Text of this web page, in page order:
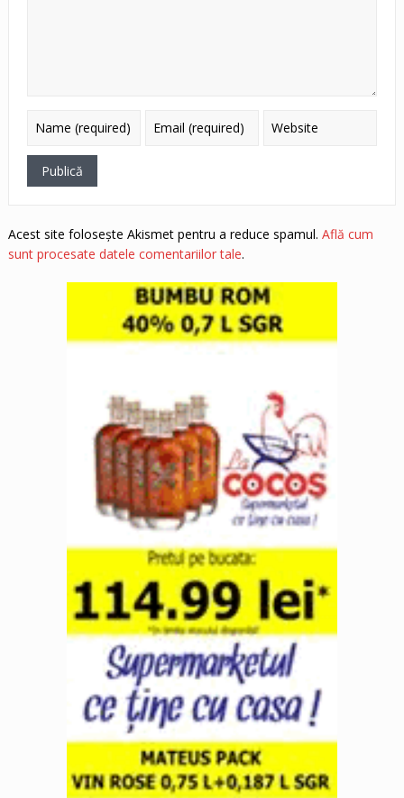
Acest site folosește Akismet pentru a reduce spamul. Află cum
sunt procesate datele comentariilor tale.